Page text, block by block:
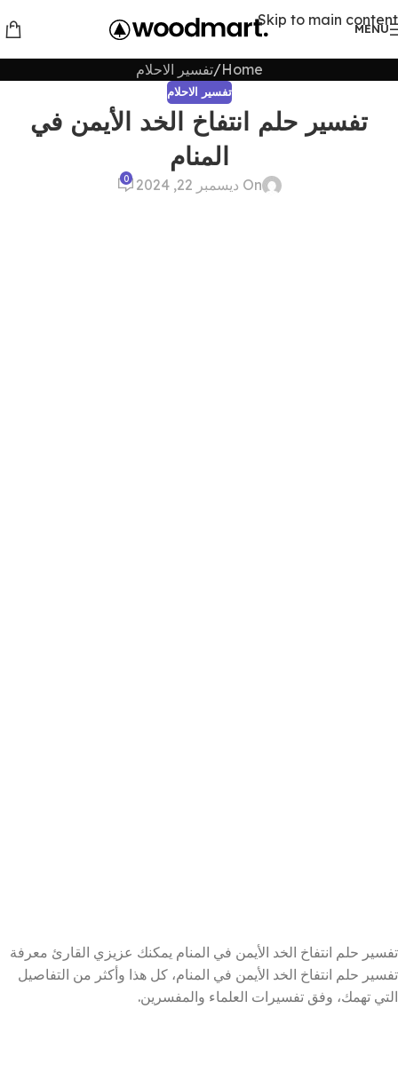
Skip to main content
MENU
Home تفسير الاحلام
تفسير الاحلام
تفسير حلم انتفاخ الخد الأيمن في
المنام
On ديسمبر 22, 2024 0
تفسير حلم انتفاخ الخد الأيمن في المنام يمكنك عزيزي القارئ معرفة
تفسير حلم انتفاخ الخد الأيمن في المنام، كل هذا وأكثر من التفاصيل
التي تهمك، وفق تفسيرات العلماء والمفسرين.